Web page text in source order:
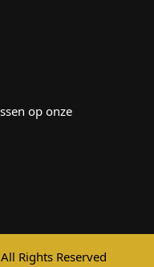
op onze
Rights Reserved